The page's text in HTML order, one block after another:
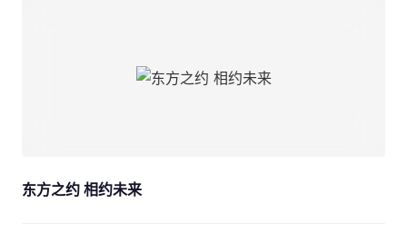
东方之约 相约未来